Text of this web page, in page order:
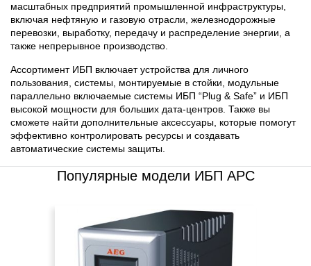
масштабных предприятий промышленной инфраструктуры,
включая нефтяную и газовую отрасли, железнодорожные
перевозки, выработку, передачу и распределение энергии, а
также непрерывное производство.
Ассортимент ИБП включает устройства для личного
пользования, системы, монтируемые в стойки, модульные
параллельно включаемые системы ИБП “Plug & Safe” и ИБП
высокой мощности для больших дата-центров. Также вы
сможете найти дополнительные аксессуары, которые помогут
эффективно контролировать ресурсы и создавать
автоматические системы защиты.
Популярные модели ИБП APC